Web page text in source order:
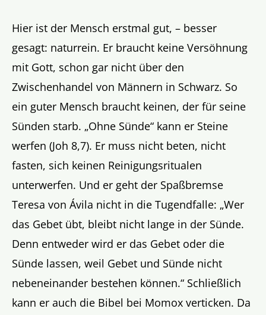
Hier ist der Mensch erstmal gut, – besser
gesagt: naturrein. Er braucht keine Versöhnung
mit Gott, schon gar nicht über den
Zwischenhandel von Männern in Schwarz. So
ein guter Mensch braucht keinen, der für seine
Sünden starb. „Ohne Sünde“ kann er Steine
werfen (Joh 8,7). Er muss nicht beten, nicht
fasten, sich keinen Reinigungsritualen
unterwerfen. Und er geht der Spaßbremse
Teresa von Ávila nicht in die Tugendfalle: „Wer
das Gebet übt, bleibt nicht lange in der Sünde.
Denn entweder wird er das Gebet oder die
Sünde lassen, weil Gebet und Sünde nicht
nebeneinander bestehen können.“ Schließlich
kann er auch die Bibel bei Momox verticken. Da